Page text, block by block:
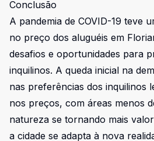
Conclusão
A pandemia de COVID-19 teve
no preço dos aluguéis em
desafios e oportunidades para
inquilinos. A queda inicial na
nas preferências dos inquilinos
nos preços, com áreas menos
natureza se tornando mais
a cidade se adapta à nova